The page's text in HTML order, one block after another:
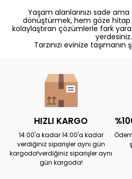
Yaşam alanlarınızı sade
dönüştürmek, hem göze
kolaylaştıran çözümlerle fark
yerdesiniz.
Tarzınızı evinize
HIZLI KARGO
14:00'a kadar 14:00'a kadar
verdiğiniz siparişler aynı gün
kargoda!verdiğiniz siparişler aynı
gün kargoda!